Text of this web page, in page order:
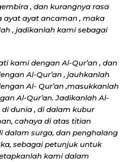
, dan kurangnya rasa
ayat ancaman , maka
, jadikanlah kami sebagai
kami dengan Al-Qur’an , dan
Al-Qur’an , jauhkanlah
Al- Qur’an ,masukkanlah
Al-Qur’an. Jadikanlah Al-
di dunia , di dalam kubur
cahaya di atas titian
dalam surga, dan penghalang
sebagai petunjuk untuk
kami dalam